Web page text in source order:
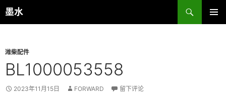
跳
至
墨水
搜
索
潍柴配件
BL1000053558
2023年11月15日 FORWARD 留下评论